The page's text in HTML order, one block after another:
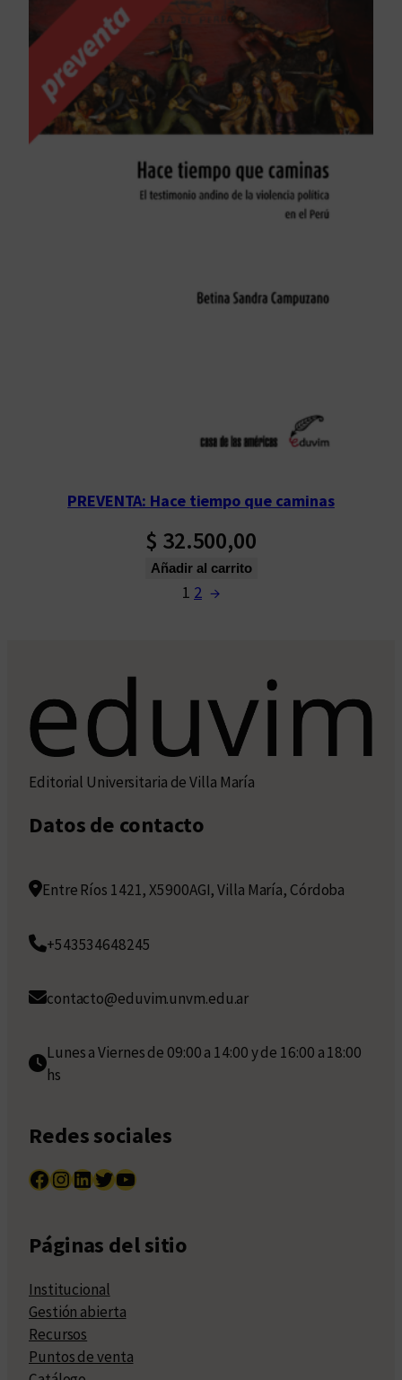
PREVENTA: Hace tiempo que caminas
$ 32.500,00
Añadir al carrito
1 2 →
Editorial Universitaria de Villa María
Datos de contacto
Entre Ríos 1421, X5900AGI, Villa María, Córdoba
+543534648245
contacto@eduvim.unvm.edu.ar
Lunes a Viernes de 09:00 a 14:00 y de 16:00 a 18:00
hs
Redes sociales
Facebook InstagramLinkedIn Twitter YouTube
Páginas del sitio
Institucional
Gestión abierta
Recursos
Puntos de venta